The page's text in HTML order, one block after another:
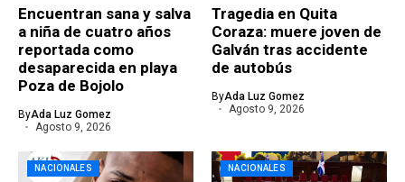
Encuentran sana y salva
a niña de cuatro años
reportada como
desaparecida en playa
Poza de Bojolo
ByAda Luz Gomez
Agosto 9, 2026
Tragedia en Quita
Coraza: muere joven de
Galván tras accidente
de autobús
ByAda Luz Gomez
Agosto 9, 2026
NACIONALES NACIONALES